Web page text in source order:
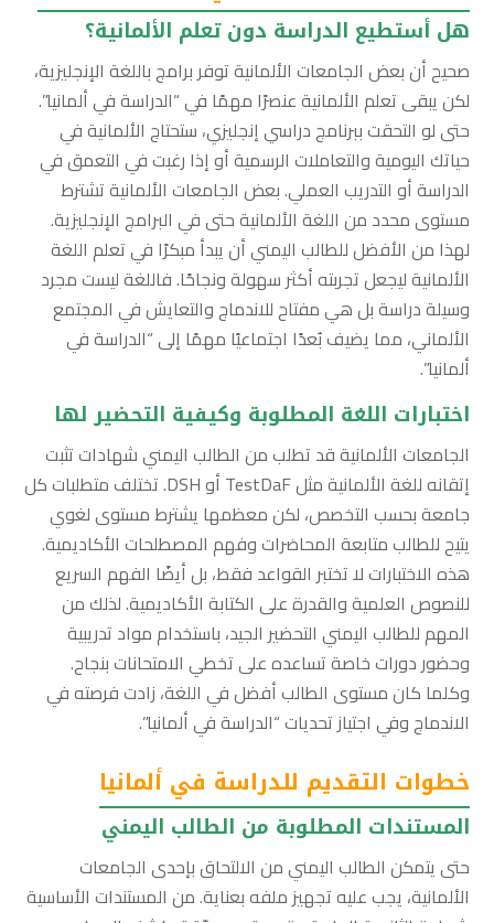
هل أستطيع الدراسة دون تعلم الألمانية؟
صحيح أن بعض الجامعات الألمانية توفر برامج باللغة الإنجليزية،
لكن يبقى تعلم الألمانية عنصرًا مهمًا في “الدراسة في ألمانيا”.
حتى لو التحقت ببرنامج دراسي إنجليزي، ستحتاج الألمانية في
حياتك اليومية والتعاملات الرسمية أو إذا رغبت في التعمق في
الدراسة أو التدريب العملي. بعض الجامعات الألمانية تشترط
مستوى محدد من اللغة الألمانية حتى في البرامج الإنجليزية.
لهذا من الأفضل للطالب اليمني أن يبدأ مبكرًا في تعلم اللغة
الألمانية ليجعل تجربته أكثر سهولة ونجاحًا. فاللغة ليست مجرد
وسيلة دراسة بل هي مفتاح للاندماج والتعايش في المجتمع
الألماني، مما يضيف بُعدًا اجتماعيًا مهمًا إلى “الدراسة في
ألمانيا”.
اختبارات اللغة المطلوبة وكيفية التحضير لها
الجامعات الألمانية قد تطلب من الطالب اليمني شهادات تثبت
إتقانه للغة الألمانية مثل TestDaF أو DSH. تختلف متطلبات كل
جامعة بحسب التخصص، لكن معظمها يشترط مستوى لغوي
يتيح للطالب متابعة المحاضرات وفهم المصطلحات الأكاديمية.
هذه الاختبارات لا تختبر القواعد فقط، بل أيضًا الفهم السريع
للنصوص العلمية والقدرة على الكتابة الأكاديمية. لذلك من
المهم للطالب اليمني التحضير الجيد، باستخدام مواد تدريبية
وحضور دورات خاصة تساعده على تخطي الامتحانات بنجاح.
وكلما كان مستوى الطالب أفضل في اللغة، زادت فرصته في
الاندماج وفي اجتياز تحديات “الدراسة في ألمانيا”.
خطوات التقديم للدراسة في ألمانيا
المستندات المطلوبة من الطالب اليمني
حتى يتمكن الطالب اليمني من الالتحاق بإحدى الجامعات
الألمانية، يجب عليه تجهيز ملفه بعناية. من المستندات الأساسية